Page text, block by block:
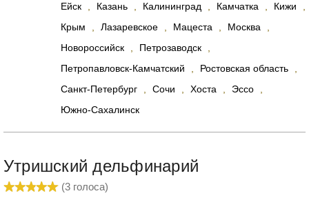
Ейск
Казань Калининград Камчатка Кижи
Крым
Лазаревское Мацеста Москва
Новороссийск
Петрозаводск
Петропавловск-Камчатский
Ростовская область
Санкт-Петербург
Сочи Хоста Эссо
Южно-Сахалинск
Утришский дельфинарий
(3 голоса)